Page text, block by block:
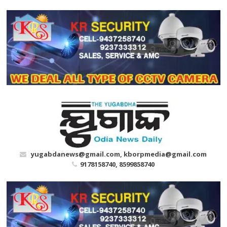
content
yugabdanews@gmail.com, kborpmedia@gmail.com
9178158740, 8599858740